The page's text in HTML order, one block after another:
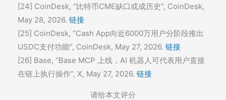
[24] CoinDesk, “比特币CME缺口或成历史”, CoinDesk,
May 28, 2026. 链接
[25] CoinDesk, “Cash App向近6000万用户分阶段推出
USDC支付功能”, CoinDesk, May 27, 2026. 链接
[26] Base, “Base MCP 上线，AI 机器人可代表用户直接
在链上执行操作”, X, May 27, 2026. 链接
请给本文评分